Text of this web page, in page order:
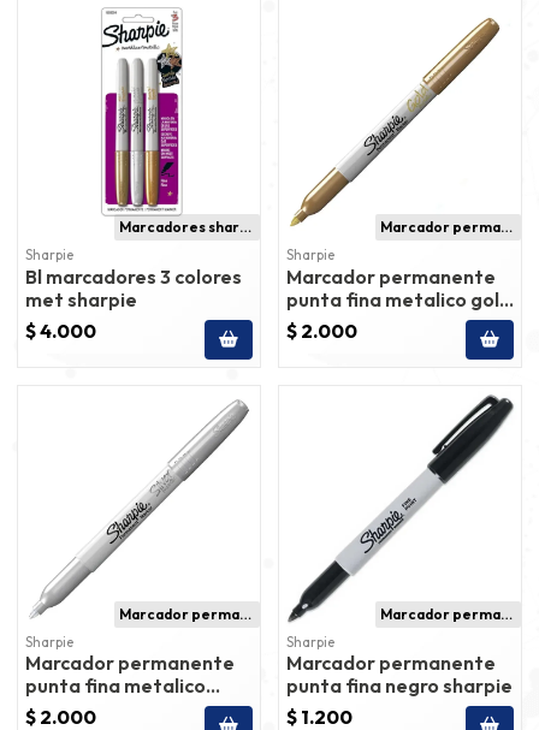
Marcadores sharpie
Sharpie
Bl marcadores 3 colores
met sharpie
$ 4.000
Marcador permanente
Sharpie
Marcador permanente
punta fina metalico gold
sharpie
$ 2.000
Marcador permanente
Sharpie
Marcador permanente
punta fina metalico
plateado sharpie
$ 2.000
Marcador permanente
Sharpie
Marcador permanente
punta fina negro sharpie
$ 1.200